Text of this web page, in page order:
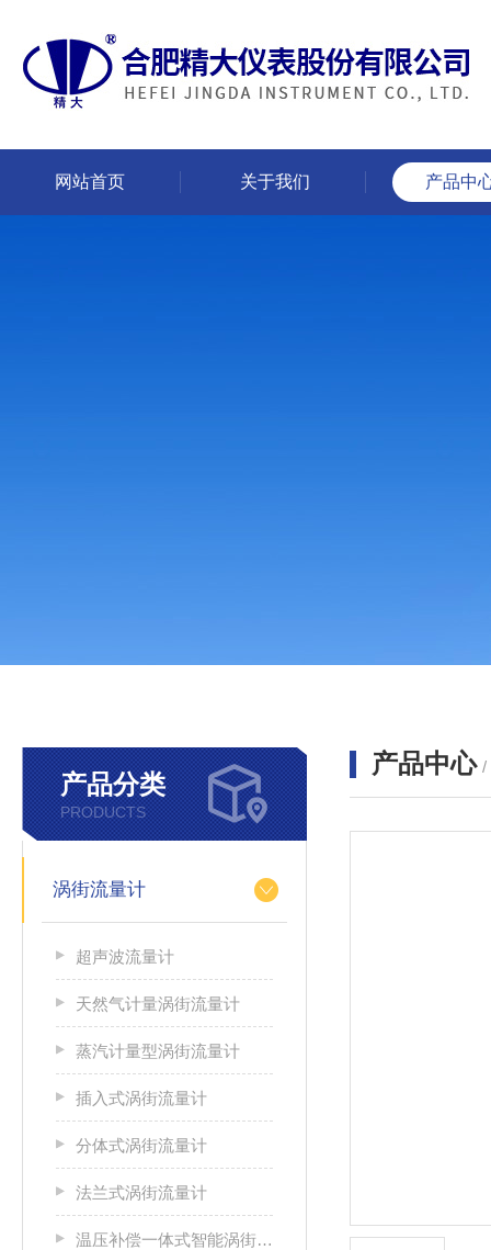
网站首页 关于我们 产品中
产品分类
PRODUCTS
涡街流量计
超声波流量计
天然气计量涡街流量计
蒸汽计量型涡街流量计
插入式涡街流量计
分体式涡街流量计
法兰式涡街流量计
温压补偿一体式智能涡街流量计
产品中心 /